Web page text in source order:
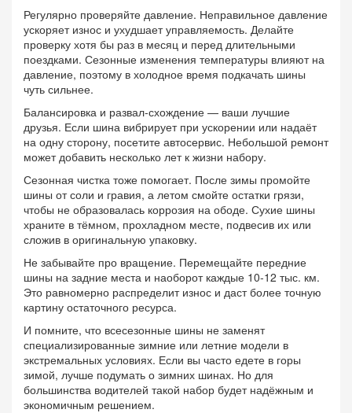
Регулярно проверяйте давление. Неправильное давление
ускоряет износ и ухудшает управляемость. Делайте
проверку хотя бы раз в месяц и перед длительными
поездками. Сезонные изменения температуры влияют на
давление, поэтому в холодное время подкачать шины
чуть сильнее.
Балансировка и развал‑схождение — ваши лучшие
друзья. Если шина вибрирует при ускорении или надаёт
на одну сторону, посетите автосервис. Небольшой ремонт
может добавить несколько лет к жизни набору.
Сезонная чистка тоже помогает. После зимы промойте
шины от соли и гравия, а летом смойте остатки грязи,
чтобы не образовалась коррозия на ободе. Сухие шины
храните в тёмном, прохладном месте, подвесив их или
сложив в оригинальную упаковку.
Не забывайте про вращение. Перемещайте передние
шины на задние места и наоборот каждые 10‑12 тыс. км.
Это равномерно распределит износ и даст более точную
картину остаточного ресурса.
И помните, что всесезонные шины не заменят
специализированные зимние или летние модели в
экстремальных условиях. Если вы часто едете в горы
зимой, лучше подумать о зимних шинах. Но для
большинства водителей такой набор будет надёжным и
экономичным решением.